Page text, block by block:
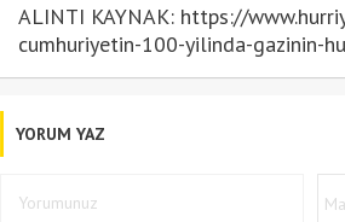
ALINTI KAYNAK: https://
cumhuriyetin-100-yilinda-gazinin-
YORUM YAZ